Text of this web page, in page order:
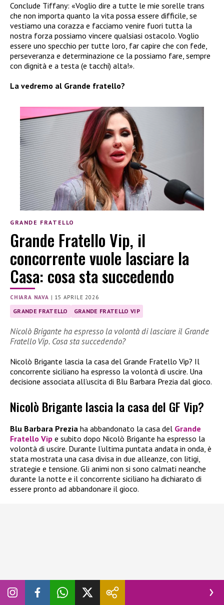
Conclude Tiffany: «Voglio dire a tutte le mie sorelle trans
che non importa quanto la vita possa essere difficile, se
vestiamo una corazza e facciamo venire fuori tutta la
nostra forza possiamo vincere qualsiasi ostacolo. Voglio
essere uno specchio per tutte loro, far capire che con fede,
perseveranza e determinazione ce la possiamo fare, sempre
con dignità e a testa (e tacchi) alta!».
La vedremo al Grande fratello?
GRANDE FRATELLO
Grande Fratello Vip, il
concorrente vuole lasciare la
Casa: cosa sta succedendo
CHIARA NAVA | 15 APRILE 2026
GRANDE FRATELLO GRANDE FRATELLO VIP
Nicolò Brigante ha espresso la volontà di lasciare il Grande
Fratello Vip. Cosa sta succedendo?
Nicolò Brigante lascia la casa del Grande Fratello Vip? Il
concorrente siciliano ha espresso la volontà di uscire. Una
decisione associata all’uscita di Blu Barbara Prezia dal gioco.
Nicolò Brigante lascia la casa del GF Vip?
Blu Barbara Prezia ha abbandonato la casa del Grande
Fratello Vip e subito dopo Nicolò Brigante ha espresso la
volontà di uscire. Durante l’ultima puntata andata in onda, è
stata mostrata una casa divisa in due alleanze, con litigi,
strategie e tensione. Gli animi non si sono calmati neanche
durante la notte e il concorrente siciliano ha dichiarato di
essere pronto ad abbandonare il gioco.